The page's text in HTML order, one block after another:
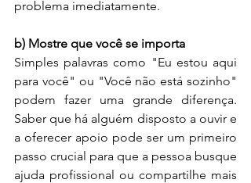
problema imediatamente.
b) Mostre que você se importa
Simples palavras como "Eu estou aqui
para você" ou "Você não está sozinho"
podem fazer uma grande diferença.
Saber que há alguém disposto a ouvir e
a oferecer apoio pode ser um primeiro
passo crucial para que a pessoa busque
ajuda profissional ou compartilhe mais